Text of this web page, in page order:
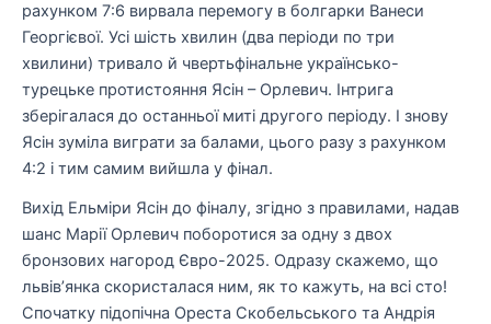
рахунком 7:6 вирвала перемогу в болгарки Ванеси
Георгієвої. Усі шість хвилин (два періоди по три
хвилини) тривало й чвертьфінальне українсько-
турецьке протистояння Ясін – Орлевич. Інтрига
зберігалася до останньої миті другого періоду. І знову
Ясін зуміла виграти за балами, цього разу з рахунком
4:2 і тим самим вийшла у фінал.
Вихід Ельміри Ясін до фіналу, згідно з правилами, надав
шанс Марії Орлевич поборотися за одну з двох
бронзових нагород Євро-2025. Одразу скажемо, що
львів’янка скористалася ним, як то кажуть, на всі сто!
Спочатку підопічна Ореста Скобельського та Андрія